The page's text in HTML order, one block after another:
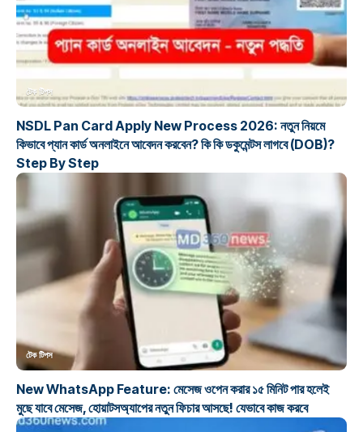
টেক টিপস
NSDL Pan Card Apply New Process 2026: নতুন নিয়মে
কিভাবে প্যান কার্ড অনলাইনে আবেদন করবেন? কি কি ডকুমেন্টস লাগবে (DOB)?
Step By Step
টেক টিপস
New WhatsApp Feature: মেসেজ ওপেন করার ১৫ মিনিট পার হলেই
মুছে যাবে মেসেজ, হোয়াটসঅ্যাপের নতুন ফিচার আসছে! যেভাবে কাজ করবে